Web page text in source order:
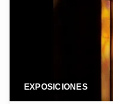
EXPOSICIONES